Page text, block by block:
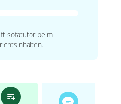
sofatutor beim